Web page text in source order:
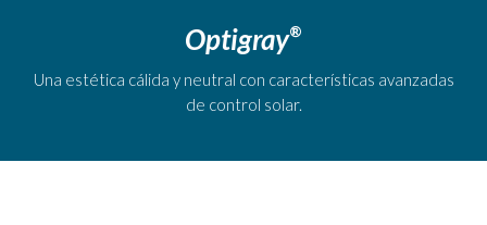
Optigray®
Una estética cálida y neutral con características avanzadas
de control solar.